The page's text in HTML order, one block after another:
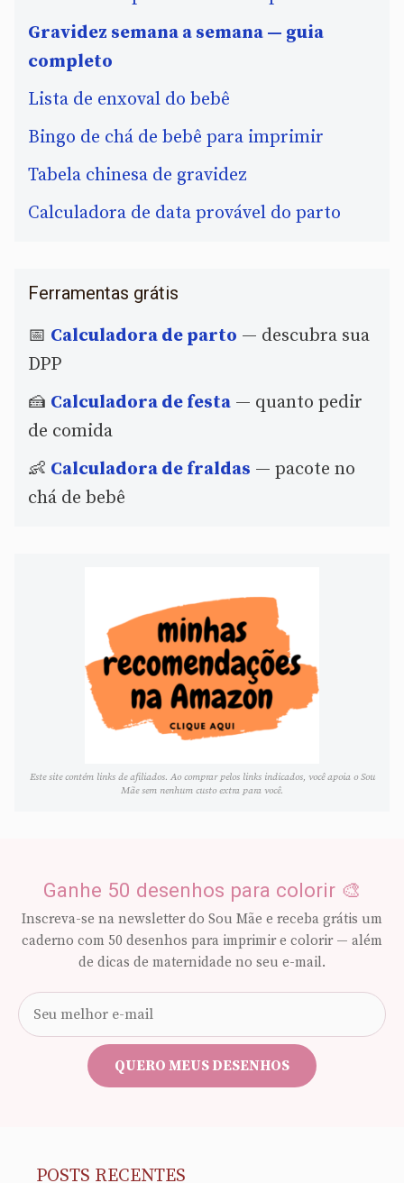
Gravidez semana a semana — guia
completo
Lista de enxoval do bebê
Bingo de chá de bebê para imprimir
Tabela chinesa de gravidez
Calculadora de data provável do parto
Ferramentas grátis
📅 Calculadora de parto — descubra sua
DPP
🍰 Calculadora de festa — quanto pedir
de comida
👶 Calculadora de fraldas — pacote no
chá de bebê
Este site contém links de afiliados. Ao comprar pelos links indicados, você apoia o Sou
Mãe sem nenhum custo extra para você.
Ganhe 50 desenhos para colorir 🎨
Inscreva-se na newsletter do Sou Mãe e receba grátis um
caderno com 50 desenhos para imprimir e colorir — além
de dicas de maternidade no seu e-mail.
e-
mail
QUERO MEUS DESENHOS
POSTS RECENTES